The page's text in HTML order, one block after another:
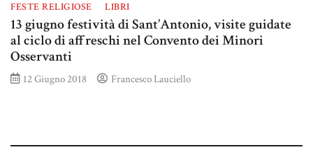
FESTE RELIGIOSE LIBRI
13 giugno festività di Sant’Antonio, visite guidate
al ciclo di affreschi nel Convento dei Minori
Osservanti
12 Giugno 2018 Francesco Lauciello